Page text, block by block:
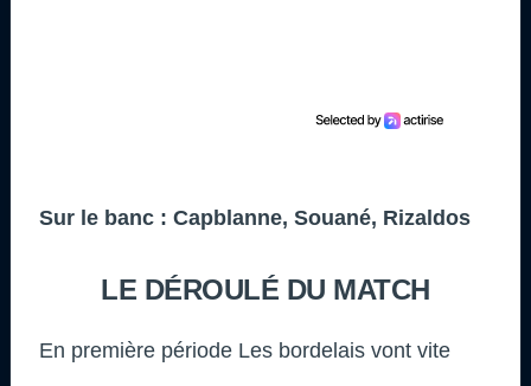
Sur le banc : Capblanne, Souané, Rizaldos
LE DÉROULÉ DU MATCH
En première période Les bordelais vont vite